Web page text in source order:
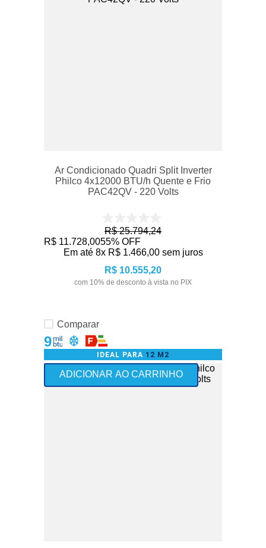
Ar Condicionado Quadri Split Inverter
Philco 4x12000 BTU/h Quente e Frio
PAC42QV - 220 Volts
R$ 25.794,24
R$ 11.728,0055% OFF
Em até 8x R$ 1.466,00sem juros
R$ 10.555,20
com 10% de desconto à vista no PIX
Comparar
9
IDEAL PARA 12 M2
+Vendido
Frete Grátis - somente Nordeste
ADICIONAR AO CARRINHO